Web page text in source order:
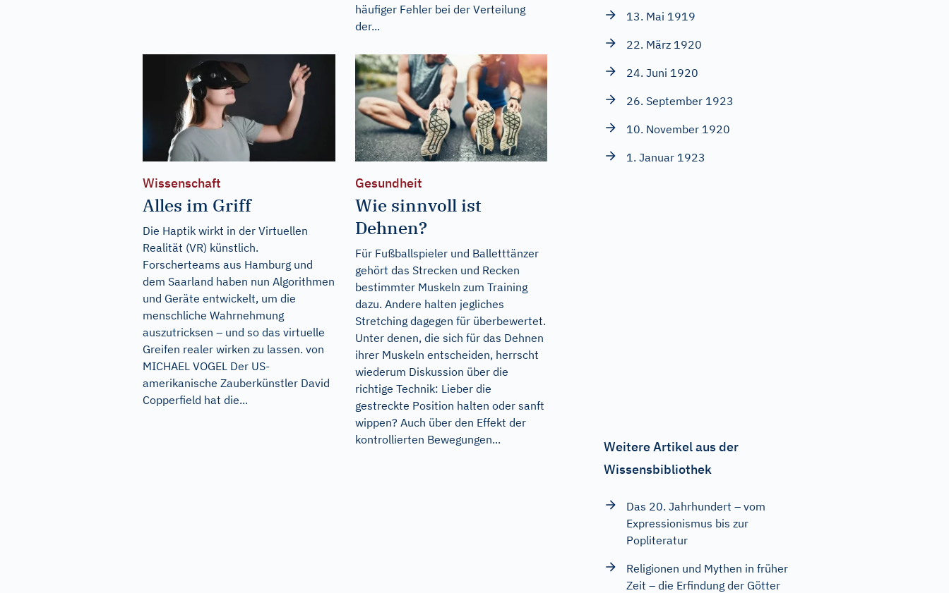
häufiger Fehler bei der Verteilung
der...
Wissenschaft
Alles im Griff
Die Haptik wirkt in der Virtuellen
Realität (VR) künstlich.
Forscherteams aus Hamburg und
dem Saarland haben nun Algorithmen
und Geräte entwickelt, um die
menschliche Wahrnehmung
auszutricksen – und so das virtuelle
Greifen realer wirken zu lassen. von
MICHAEL VOGEL Der US-
amerikanische Zauberkünstler David
Copperfield hat die...
Gesundheit
Wie sinnvoll ist
Dehnen?
Für Fußballspieler und Balletttänzer
gehört das Strecken und Recken
bestimmter Muskeln zum Training
dazu. Andere halten jegliches
Stretching dagegen für überbewertet.
Unter denen, die sich für das Dehnen
ihrer Muskeln entscheiden, herrscht
wiederum Diskussion über die
richtige Technik: Lieber die
gestreckte Position halten oder sanft
wippen? Auch über den Effekt der
kontrollierten Bewegungen...
13. Mai 1919
22. März 1920
24. Juni 1920
26. September 1923
10. November 1920
1. Januar 1923
Weitere Artikel aus der
Wissensbibliothek
Das 20. Jahrhundert – vom
Expressionismus bis zur
Popliteratur
Religionen und Mythen in früher
Zeit – die Erfindung der Götter